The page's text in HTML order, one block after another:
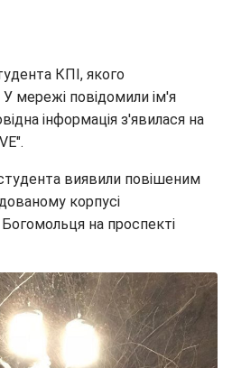
КПІ, якого
мережі повідомили ім'я
інформація з'явилася на
виявили повішеним
корпусі
на проспекті